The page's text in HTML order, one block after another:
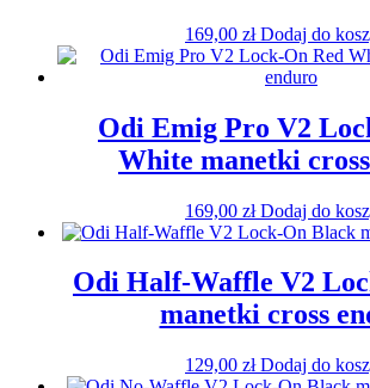
169,00 zł Dodaj do
Odi Emig Pro V2
White manetki
169,00 zł Dodaj do
Odi Half-Waffle V2
manetki cross
129,00 zł Dodaj do